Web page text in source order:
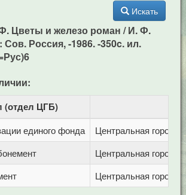
Искать
Цветы и железо роман / И. Ф.
Россия, -1986. -350c. ил.
(отдел ЦГБ)
единого фонда
Центральная
Центральная
Центральная